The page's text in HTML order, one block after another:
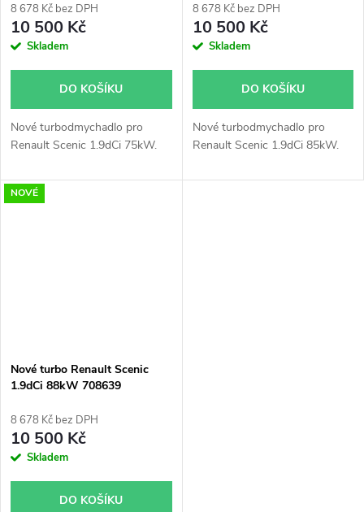
8 678 Kč bez DPH
10 500 Kč
Skladem
DO KOŠÍKU
Nové turbodmychadlo pro
Renault Scenic 1.9dCi 75kW.
8 678 Kč bez DPH
10 500 Kč
Skladem
DO KOŠÍKU
Nové turbodmychadlo pro
Renault Scenic 1.9dCi 85kW.
NOVÉ
Nové turbo Renault Scenic
1.9dCi 88kW 708639
8 678 Kč bez DPH
10 500 Kč
Skladem
DO KOŠÍKU